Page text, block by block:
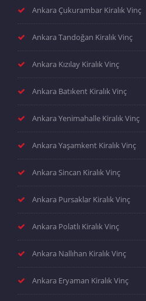
Ankara Çukurambar Kiralık Vinç
Ankara Tandoğan Kiralık Vinç
Ankara Kızılay Kiralık Vinç
Ankara Batıkent Kiralık Vinç
Ankara Yenimahalle Kiralık Vinç
Ankara Yaşamkent Kiralık Vinç
Ankara Sincan Kiralık Vinç
Ankara Pursaklar Kiralık Vinç
Ankara Polatlı Kiralık Vinç
Ankara Nallıhan Kiralık Vinç
Ankara Eryaman Kiralık Vinç